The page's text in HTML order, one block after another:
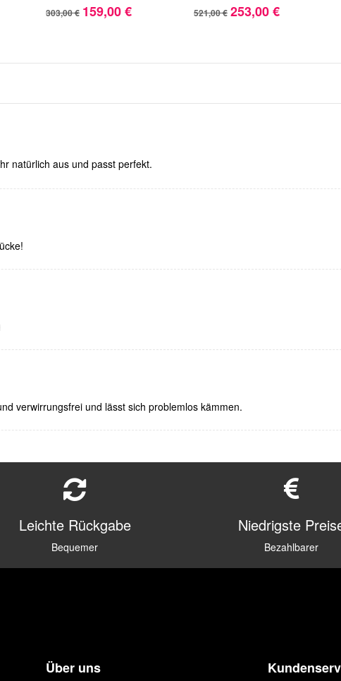
303,00 € 159,00 € 521,00 € 253,00 €
natürlich aus und passt perfekt.
verwirrungsfrei und lässt sich problemlos kämmen.
Leichte Rückgabe
Bequemer
Niedrigste
Bezahlbarer
Über uns